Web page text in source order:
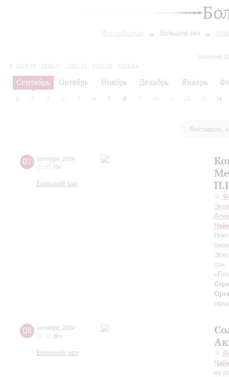
Все события Большой зал
сегодня
2019/20
2020/21 2021/22 2022/23
2023/24
2024/25
2025/26
Сентябрь Октябрь Ноябрь Декабрь Январь
1 2 3 4 5 6 7 8 9 10 12 13 14
Фестиваль
07 октября 2024
Пн
Большой зал
08 октября 2024
Вт
Большой зал
из